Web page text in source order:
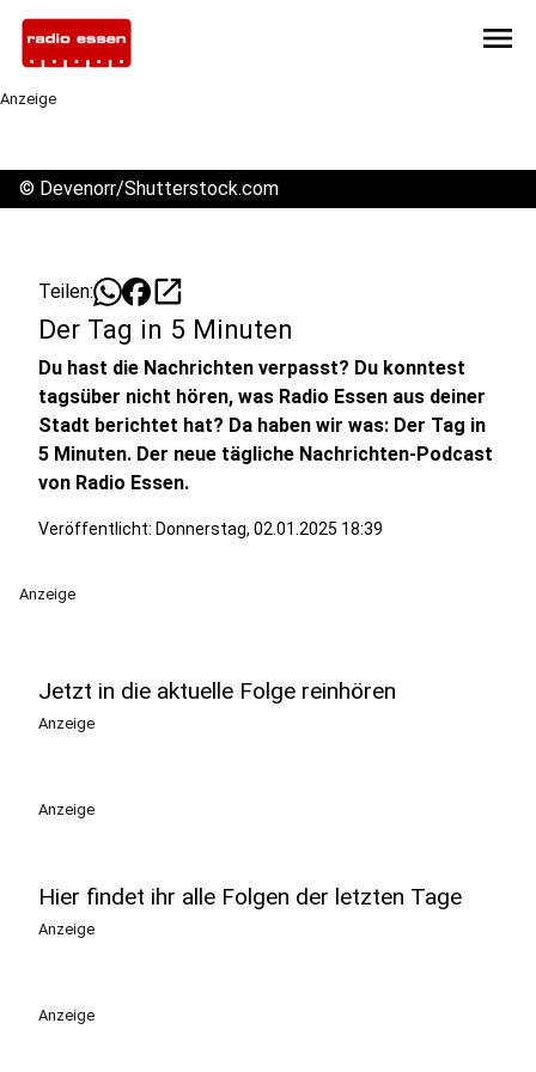
menu
Anzeige
© Devenorr/Shutterstock.com
Teilen: open_in_new
Der Tag in 5 Minuten
Du hast die Nachrichten verpasst? Du konntest
tagsüber nicht hören, was Radio Essen aus deiner
Stadt berichtet hat? Da haben wir was: Der Tag in
5 Minuten. Der neue tägliche Nachrichten-Podcast
von Radio Essen.
Veröffentlicht: Donnerstag, 02.01.2025 18:39
Anzeige
Jetzt in die aktuelle Folge reinhören
Anzeige
Anzeige
Hier findet ihr alle Folgen der letzten Tage
Anzeige
Anzeige